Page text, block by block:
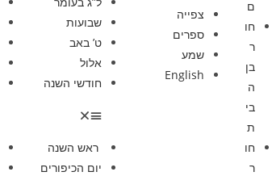
ם
חו
ר
בן
ה
בי
ת
חו
ר
צפייה
ספרים
שמע
English
שבועות
ט’ באב
אלול
חודשי השנה
ראש השנה
יום הכיפורים